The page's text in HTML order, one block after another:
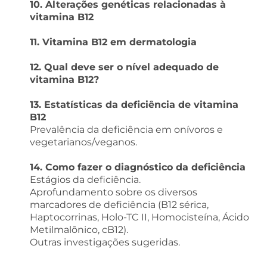
10. Alterações genéticas relacionadas à
vitamina B12
11. Vitamina B12 em dermatologia
12. Qual deve ser o nível adequado de
vitamina B12?
13. Estatísticas da deficiência de vitamina
B12
Prevalência da deficiência em onívoros e
vegetarianos/veganos.
14. Como fazer o diagnóstico da deficiência
Estágios da deficiência.
Aprofundamento sobre os diversos
marcadores de deficiência (B12 sérica,
Haptocorrinas, Holo-TC II, Homocisteína, Ácido
Metilmalônico, cB12).
Outras investigações sugeridas.